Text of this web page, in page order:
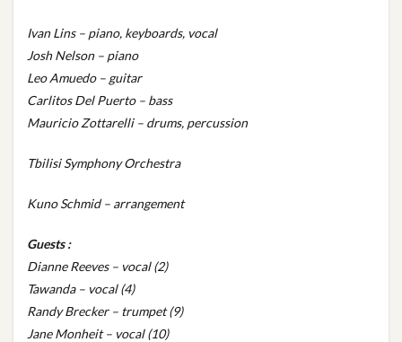
Ivan Lins – piano, keyboards, vocal
Josh Nelson – piano
Leo Amuedo – guitar
Carlitos Del Puerto – bass
Mauricio Zottarelli – drums, percussion
Tbilisi Symphony Orchestra
Kuno Schmid – arrangement
Guests :
Dianne Reeves – vocal (2)
Tawanda – vocal (4)
Randy Brecker – trumpet (9)
Jane Monheit – vocal (10)